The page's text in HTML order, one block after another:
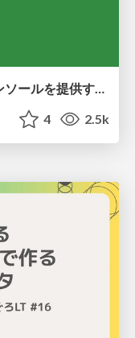
4 2.5k